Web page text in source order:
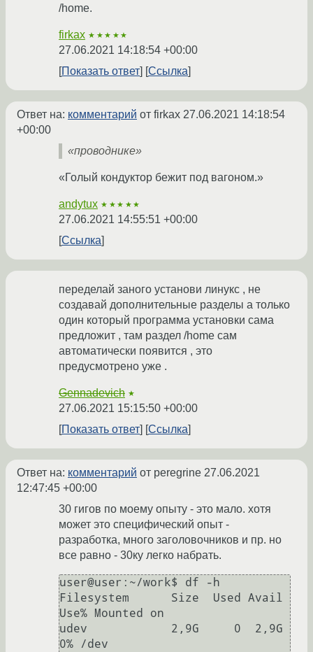
/home.
firkax ★★★★★
27.06.2021 14:18:54 +00:00
Показать ответ
Ссылка
Ответ на: комментарий от firkax 27.06.2021 14:18:54
+00:00
«проводнике»
«Голый кондуктор бежит под вагоном.»
andytux ★★★★★
27.06.2021 14:55:51 +00:00
Ссылка
переделай заного установи линукс , не
создавай дополнительные разделы а только
один который программа установки сама
предложит , там раздел /home сам
автоматически появится , это
предусмотрено уже .
Gennadevich ★
27.06.2021 15:15:50 +00:00
Показать ответ
Ссылка
Ответ на: комментарий от peregrine 27.06.2021
12:47:45 +00:00
30 гигов по моему опыту - это мало. хотя
может это специфический опыт -
разработка, много заголовочников и пр. но
все равно - 30ку легко набрать.
user@user:~/work$ df -h
Filesystem      Size  Used Avail
Use% Mounted on
udev            2,9G     0  2,9G
0% /dev